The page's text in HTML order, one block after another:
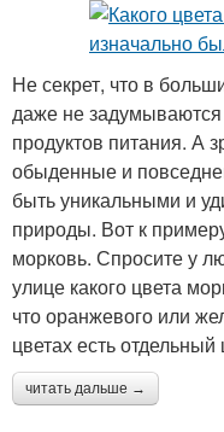
Не секрет, что в
даже не
продуктов питания. А
обыденные и
быть уникальными и
природы. Вот к
морковь. Спросите у
улице какого цвета
что оранжевого или
цветах есть
читать дальше →